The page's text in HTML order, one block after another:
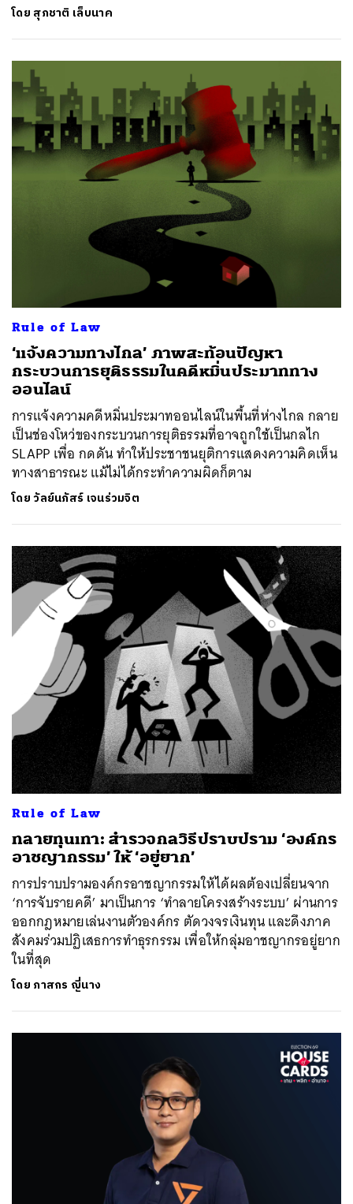
โดย สุภชาติ เล็บนาค
Rule of Law
‘แจ้งความทางไกล’ ภาพสะท้อนปัญหา
กระบวนการยุติธรรมในคดีหมิ่นประมาททาง
ออนไลน์
การแจ้งความคดีหมิ่นประมาทออนไลน์ในพื้นที่ห่างไกล กลาย
เป็นช่องโหว่ของกระบวนการยุติธรรมที่อาจถูกใช้เป็นกลไก
SLAPP เพื่อ กดดัน ทำให้ประชาชนยุติการแสดงความคิดเห็น
ทางสาธารณะ แม้ไม่ได้กระทำความผิดก็ตาม
โดยวัลย์นภัสร์ เจนร่วมจิต
Rule of Law
ทลายทุนเทา: สำรวจกลวิธีปราบปราม ‘องค์กร
อาชญากรรม’ ให้ ‘อยู่ยาก’
การปราบปรามองค์กรอาชญากรรมให้ได้ผลต้องเปลี่ยนจาก
‘การจับรายคดี’ มาเป็นการ ‘ทำลายโครงสร้างระบบ’ ผ่านการ
ออกกฎหมายเล่นงานตัวองค์กร ตัดวงจรเงินทุน และดึงภาค
สังคมร่วมปฏิเสธการทำธุรกรรม เพื่อให้กลุ่มอาชญากรอยู่ยาก
ในที่สุด
โดย ภาสกร ญี่นาง